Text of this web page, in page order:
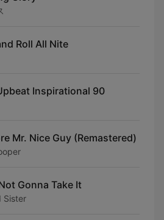
Roll All Nite
Inspirational 90
Mr. Nice Guy (Remastered)
Gonna Take It
Sister